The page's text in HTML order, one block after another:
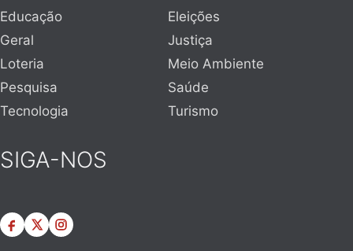
Educação
Eleições
Geral
Justiça
Loteria
Meio Ambiente
Pesquisa
Saúde
Tecnologia
Turismo
SIGA-NOS